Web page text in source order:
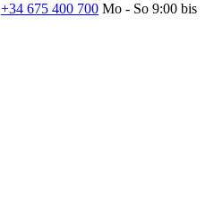
+34 675 400 700 Mo - So 9:00 bis